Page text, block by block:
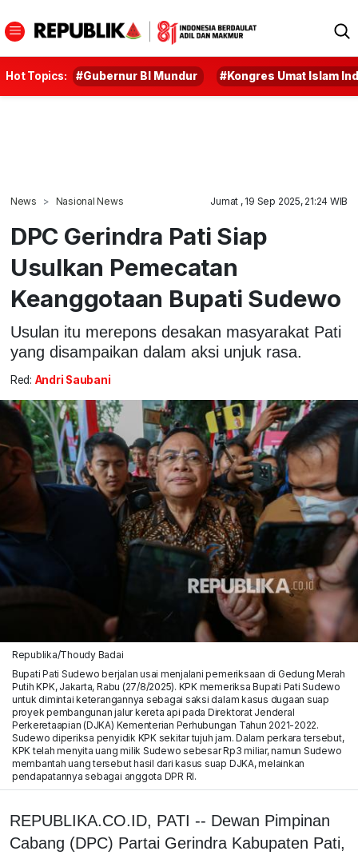
Hot Topics: #Gubernur BI Mundur #Kongres Umat Islam
News Nasional News Jumat , 19 Sep 2025, 21:24 WIB
DPC Gerindra Pati Siap
Usulkan Pemecatan
Keanggotaan Bupati Sudewo
Usulan itu merepons desakan masyarakat Pati
yang disampaikan dalam aksi unjuk rasa.
Red: Andri Saubani
Republika/Thoudy Badai
Bupati Pati Sudewo berjalan usai menjalani pemeriksaan di Gedung Merah
Putih KPK, Jakarta, Rabu (27/8/2025). KPK memeriksa Bupati Pati Sudewo
untuk dimintai keterangannya sebagai saksi dalam kasus dugaan suap
proyek pembangunan jalur kereta api pada Direktorat Jenderal
Perkeretaapian (DJKA) Kementerian Perhubungan Tahun 2021-2022.
Sudewo diperiksa penyidik KPK sekitar tujuh jam. Dalam perkara tersebut,
KPK telah menyita uang milik Sudewo sebesar Rp3 miliar, namun Sudewo
membantah uang tersebut hasil dari kasus suap DJKA, melainkan
pendapatannya sebagai anggota DPR RI.
REPUBLIKA.CO.ID, PATI -- Dewan Pimpinan
Cabang (DPC) Partai Gerindra Kabupaten Pati,